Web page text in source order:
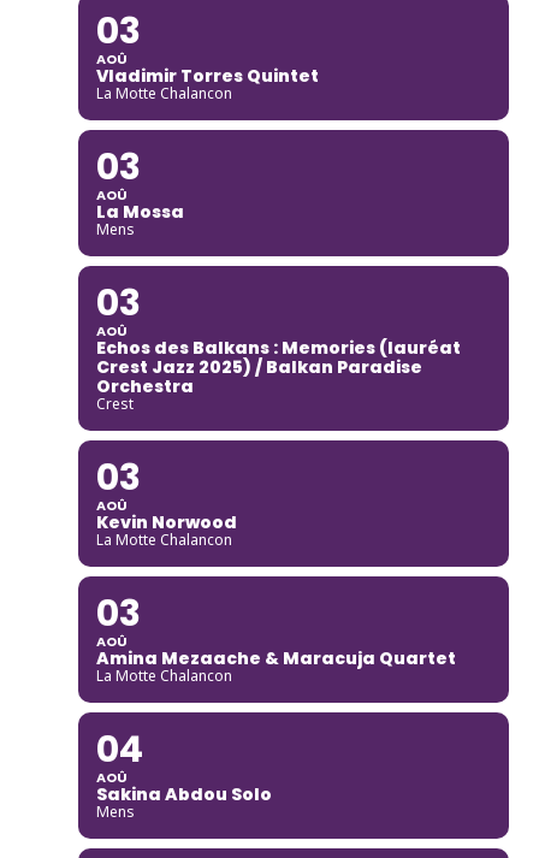
03
AOÛ
Vladimir Torres Quintet
La Motte Chalancon
03
AOÛ
La Mossa
Mens
03
AOÛ
Echos des Balkans : Memories (lauréat
Crest Jazz 2025) / Balkan Paradise
Orchestra
Crest
03
AOÛ
Kevin Norwood
La Motte Chalancon
03
AOÛ
Amina Mezaache & Maracuja Quartet
La Motte Chalancon
04
AOÛ
Sakina Abdou Solo
Mens